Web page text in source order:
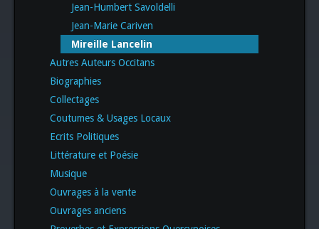
Jean-Humbert Savoldelli
Jean-Marie Cariven
Mireille Lancelin
Autres Auteurs Occitans
Biographies
Collectages
Coutumes & Usages Locaux
Ecrits Politiques
Littérature et Poésie
Musique
Ouvrages à la vente
Ouvrages anciens